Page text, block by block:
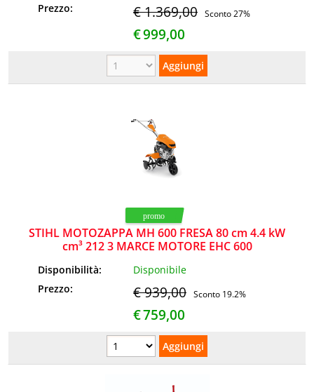
Prezzo:
€ 1.369,00 Sconto 27%
€999,00
STIHL MOTOZAPPA MH 600 FRESA 80 cm 4.4 kW
cm³ 212 3 MARCE MOTORE EHC 600
Disponibilità:
Disponibile
Prezzo:
€ 939,00 Sconto 19.2%
€759,00